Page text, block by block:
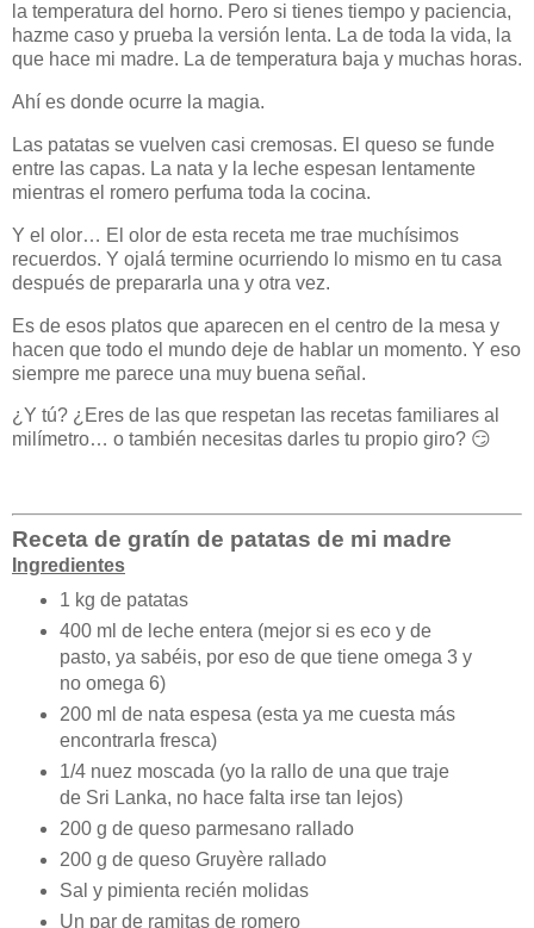
la temperatura del horno. Pero si tienes tiempo y paciencia,
hazme caso y prueba la versión lenta. La de toda la vida, la
que hace mi madre. La de temperatura baja y muchas horas.
Ahí es donde ocurre la magia.
Las patatas se vuelven casi cremosas. El queso se funde
entre las capas. La nata y la leche espesan lentamente
mientras el romero perfuma toda la cocina.
Y el olor… El olor de esta receta me trae muchísimos
recuerdos. Y ojalá termine ocurriendo lo mismo en tu casa
después de prepararla una y otra vez.
Es de esos platos que aparecen en el centro de la mesa y
hacen que todo el mundo deje de hablar un momento. Y eso
siempre me parece una muy buena señal.
¿Y tú? ¿Eres de las que respetan las recetas familiares al
milímetro… o también necesitas darles tu propio giro? 😏
Receta de gratín de patatas de mi madre
Ingredientes
1 kg de patatas
400 ml de leche entera (mejor si es eco y de
pasto, ya sabéis, por eso de que tiene omega 3 y
no omega 6)
200 ml de nata espesa (esta ya me cuesta más
encontrarla fresca)
1/4 nuez moscada (yo la rallo de una que traje
de Sri Lanka, no hace falta irse tan lejos)
200 g de queso parmesano rallado
200 g de queso Gruyère rallado
Sal y pimienta recién molidas
Un par de ramitas de romero